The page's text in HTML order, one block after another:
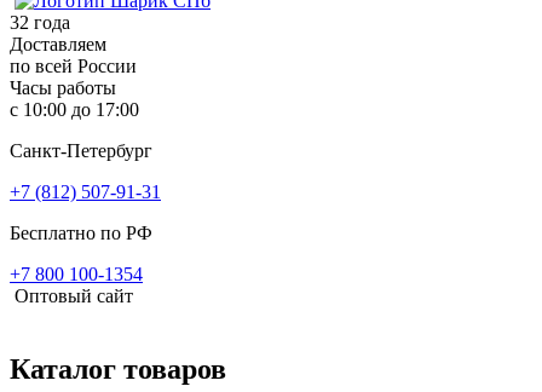
32 года
Доставляем
по всей России
Часы работы
с 10:00 до 17:00
Санкт-Петербург
+7 (812) 507-91-31
Бесплатно по РФ
+7 800 100-1354
Оптовый сайт
Каталог товаров